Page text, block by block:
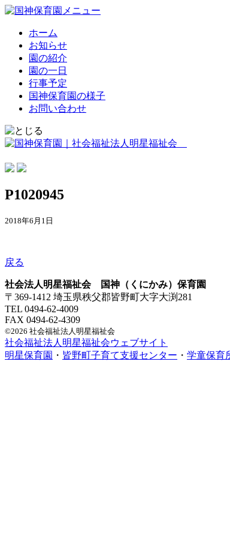
ホーム
お知らせ
園の紹介
園の一日
行事予定
国神保育園の様子
お問い合わせ
P1020945
2018年6月1日
戻る
社会法人明星福祉会 国神（くにかみ）保育園
〒369-1412 埼玉県秩父郡皆野町大字大渕281
TEL 0494-62-4009
FAX 0494-62-4309
©2026 社会福祉法人明星福祉会
社会福祉法人明星福祉会ウェブサイト
明星保育園 ・ 皆野町子育て支援センター ・ 学童保育